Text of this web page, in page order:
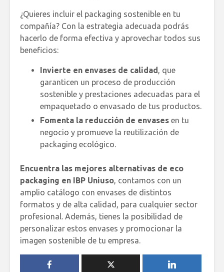
¿Quieres incluir el packaging sostenible en tu
compañía? Con la estrategia adecuada podrás
hacerlo de forma efectiva y aprovechar todos sus
beneficios:
Invierte en envases de calidad
, que
garanticen un proceso de producción
sostenible y prestaciones adecuadas para el
empaquetado o envasado de tus productos.
Fomenta la reducción de envases en tu
negocio y promueve la reutilización de
packaging ecológico.
Encuentra las mejores alternativas de eco
packaging en IBP Uniuso , contamos con un
amplio catálogo con envases de distintos
formatos y de alta calidad, para cualquier sector
profesional. Además, tienes la posibilidad de
personalizar estos envases y promocionar la
imagen sostenible de tu empresa.